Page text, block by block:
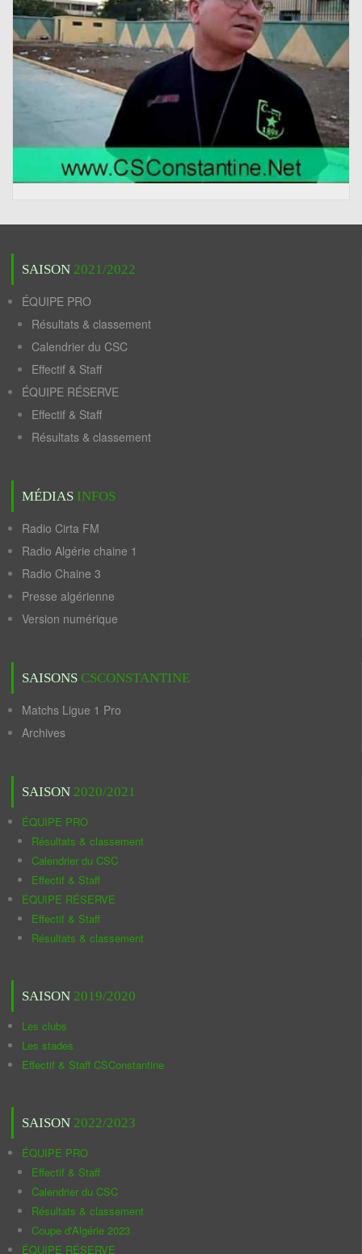
SAISON 2021/2022
ÉQUIPE PRO
Résultats & classement
Calendrier du CSC
Effectif & Staff
ÉQUIPE RÉSERVE
Effectif & Staff
Résultats & classement
MÉDIAS INFOS
Radio Cirta FM
Radio Algérie chaine 1
Radio Chaine 3
Presse algérienne
Version numérique
SAISONS CSCONSTANTINE
Matchs Ligue 1 Pro
Archives
SAISON 2020/2021
ÉQUIPE PRO
Résultats & classement
Calendrier du CSC
Effectif & Staff
ÉQUIPE RÉSERVE
Effectif & Staff
Résultats & classement
SAISON 2019/2020
Les clubs
Les stades
Effectif & Staff CSConstantine
SAISON 2022/2023
ÉQUIPE PRO
Effectif & Staff
Calendrier du CSC
Résultats & classement
Coupe d'Algérie 2023
ÉQUIPE RÉSERVE